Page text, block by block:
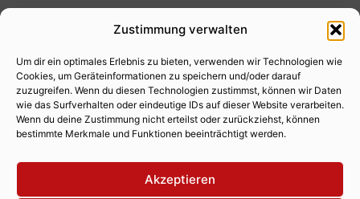
Zustimmung verwalten
Um dir ein optimales Erlebnis zu bieten, verwenden wir Technologien wie
Cookies, um Geräteinformationen zu speichern und/oder darauf
zuzugreifen. Wenn du diesen Technologien zustimmst, können wir Daten
wie das Surfverhalten oder eindeutige IDs auf dieser Website verarbeiten.
Wenn du deine Zustimmung nicht erteilst oder zurückziehst, können
bestimmte Merkmale und Funktionen beeinträchtigt werden.
Akzeptieren
Fotoservice
Videoservice
Werbung
Contenterstellung
Lokalnachrichten
Lokalfernsehen
Eventkalender